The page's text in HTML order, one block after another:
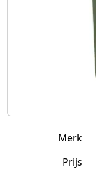
Merk
Prijs